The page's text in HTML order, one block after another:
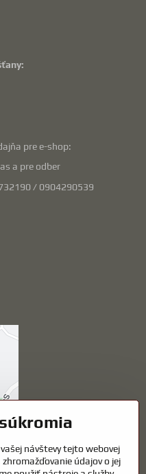
pre e-shop:
a pre odber
/ 0904290539
návštevy tejto webovej
údajov o jej